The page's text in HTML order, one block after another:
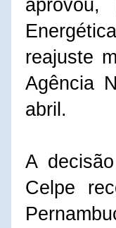
reajuste
Agência
abril.
A
Celpe